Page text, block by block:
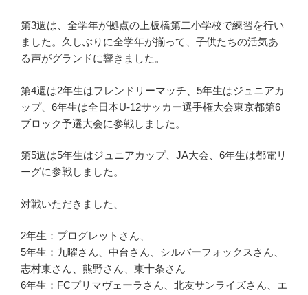
第3週は、全学年が拠点の上板橋第二小学校で練習を行い
ました。久しぶりに全学年が揃って、子供たちの活気あ
る声がグランドに響きました。
第4週は2年生はフレンドリーマッチ、5年生はジュニアカ
ップ、6年生は全日本U-12サッカー選手権大会東京都第6
ブロック予選大会に参戦しました。
第5週は5年生はジュニアカップ、JA大会、6年生は都電リ
ーグに参戦しました。
対戦いただきました、
2年生：プログレットさん、
5年生：九曜さん、中台さん、シルバーフォックスさん、
志村東さん、熊野さん、東十条さん
6年生：FCプリマヴェーラさん、北友サンライズさん、エ